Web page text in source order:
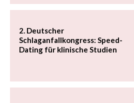
2. Deutscher
Schlaganfallkongress: Speed-
Dating für klinische Studien